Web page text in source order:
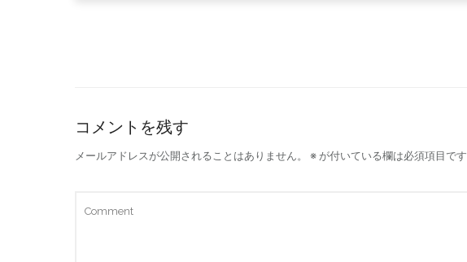
コメントを残す
メールアドレスが公開されることはありません。 ※ が付いている欄は必須項目です